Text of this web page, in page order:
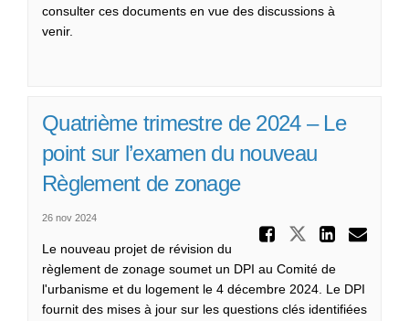
consulter ces documents en vue des discussions à
venir.
Quatrième trimestre de 2024 – Le
point sur l’examen du nouveau
Règlement de zonage
26 nov 2024
Partager
Le nouveau projet de révision du
règlement de zonage soumet un DPI au Comité de
l'urbanisme et du logement le 4 décembre 2024. Le DPI
fournit des mises à jour sur les questions clés identifiées